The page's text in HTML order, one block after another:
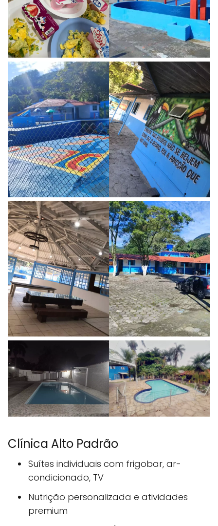
Clínica Alto Padrão
Suítes individuais com frigobar, ar-
condicionado, TV
Nutrição personalizada e atividades
premium